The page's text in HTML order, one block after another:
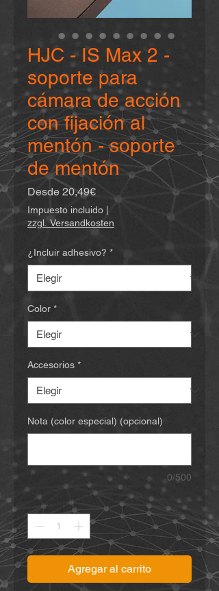
HJC - IS Max 2 -
soporte para
cámara de acción
con fijación al
mentón - soporte
de mentón
Desde 20,49€Precio
de
oferta
Impuesto incluido
zzgl. Versandkosten
¿Incluir adhesivo? *
Color *
Accesorios *
Nota (color especial) (opcional)
0/500
Cantidad *
Agregar al carrito